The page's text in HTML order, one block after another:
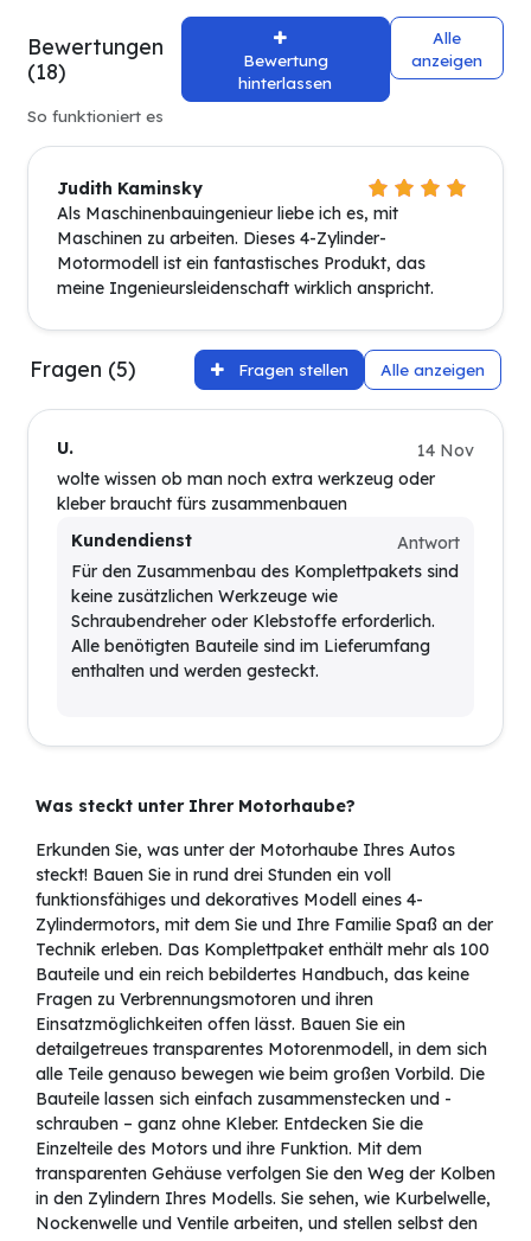
Bewertungen
(18)
Bewertung
hinterlassen
Alle
anzeigen
So funktioniert es
Judith Kaminsky
Als Maschinenbauingenieur liebe ich es, mit
Maschinen zu arbeiten. Dieses 4-Zylinder-
Motormodell ist ein fantastisches Produkt, das
meine Ingenieursleidenschaft wirklich anspricht.
Fragen (5) Fragen stellen Alle anzeigen
U.
14 Nov
wolte wissen ob man noch extra werkzeug oder
kleber braucht fürs zusammenbauen
Kundendienst
Antwort
Für den Zusammenbau des Komplettpakets sind
keine zusätzlichen Werkzeuge wie
Schraubendreher oder Klebstoffe erforderlich.
Alle benötigten Bauteile sind im Lieferumfang
enthalten und werden gesteckt.
Was steckt unter Ihrer Motorhaube?
Erkunden Sie, was unter der Motorhaube Ihres Autos
steckt! Bauen Sie in rund drei Stunden ein voll
funktionsfähiges und dekoratives Modell eines 4-
Zylindermotors, mit dem Sie und Ihre Familie Spaß an der
Technik erleben. Das Komplettpaket enthält mehr als 100
Bauteile und ein reich bebildertes Handbuch, das keine
Fragen zu Verbrennungsmotoren und ihren
Einsatzmöglichkeiten offen lässt. Bauen Sie ein
detailgetreues transparentes Motorenmodell, in dem sich
alle Teile genauso bewegen wie beim großen Vorbild. Die
Bauteile lassen sich einfach zusammenstecken und -
schrauben – ganz ohne Kleber. Entdecken Sie die
Einzelteile des Motors und ihre Funktion. Mit dem
transparenten Gehäuse verfolgen Sie den Weg der Kolben
in den Zylindern Ihres Modells. Sie sehen, wie Kurbelwelle,
Nockenwelle und Ventile arbeiten, und stellen selbst den